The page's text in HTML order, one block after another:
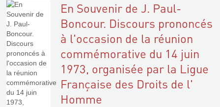
En Souvenir de J. Paul-
Boncour. Discours prononcés
à l'occasion de la réunion
commémorative du 14 juin
1973, organisée par la Ligue
Française des Droits de l'
Homme